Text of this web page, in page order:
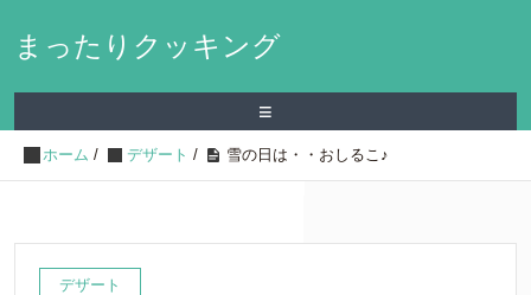
まったりクッキング
≡
ホーム / デザート / 雪の日は・・おしるこ♪
デザート